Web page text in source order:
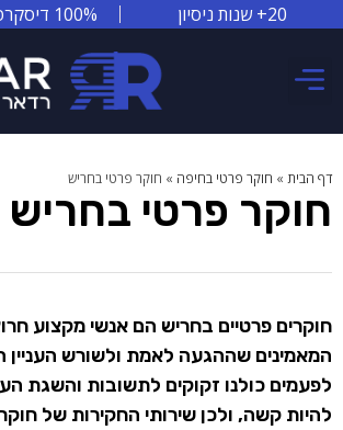
20+ שנות ניסיון 100% דיסקרטיות
דף הבית » חוקר פרטי בחיפה » חוקר פרטי בחריש
חוקר פרטי בחריש
חוקרים פרטיים בחריש הם אנשי מקצוע
המאמינים שההגעה לאמת ולשורש העניין
לפעמים כולנו זקוקים לתשובות והשגת
להיות קשה, ולכן שירותי החקירות של